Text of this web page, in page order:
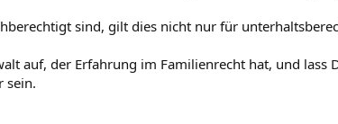
sind, gilt dies nicht nur für
auf, der Erfahrung im Familienrecht hat, und lass
sein.